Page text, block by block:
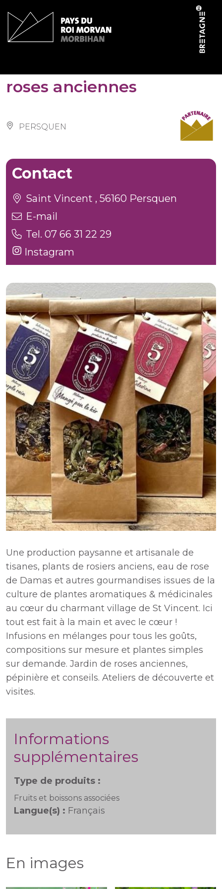
roses anciennes
PERSQUEN
Une production paysanne et artisanale de
tisanes, plants de rosiers anciens, eau de rose
de Damas et autres gourmandises issues de la
culture de plantes aromatiques & médicinales
au cœur du charmant village de St Vincent. Ici
tout est fait à la main et avec le cœur !
Infusions en mélanges pour tous les goûts,
compositions sur mesure et plantes simples
sur demande. Jardin de roses anciennes,
pépinière et conseils. Ateliers de découverte et
visites.
Informations
supplémentaires
Type de produits :
Fruits et boissons associées
Langue(s) : Français
En images
Contact
Saint Vincent , 56160 Persquen
E-mail
Tel. 07 66 31 22 29
Instagram